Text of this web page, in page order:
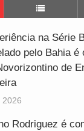
na Série
pelo Bahia é
de
2026
Rodriguez é